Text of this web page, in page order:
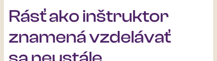
Rásť ako inštruktor
znamená vzdelávať